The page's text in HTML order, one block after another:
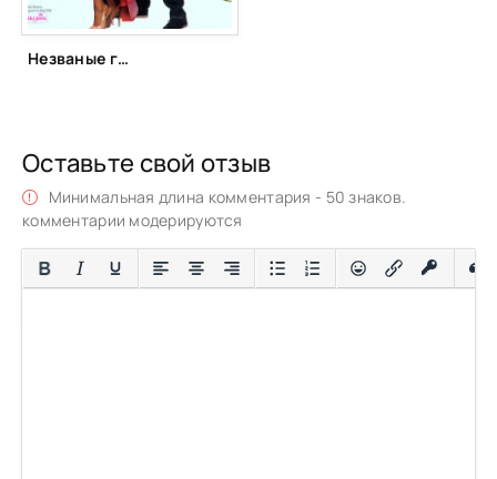
Незваные гости (2011)
Оставьте свой отзыв
Минимальная длина комментария - 50 знаков.
комментарии модерируются